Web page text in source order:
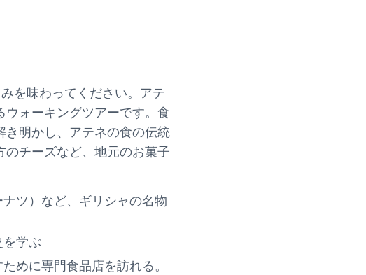
を味わってください。アテ
ォーキングツアーです。食
明かし、アテネの食の伝統
チーズなど、地元のお菓子
ツ）など、ギリシャの名物
学ぶ
めに専門食品店を訪れる。